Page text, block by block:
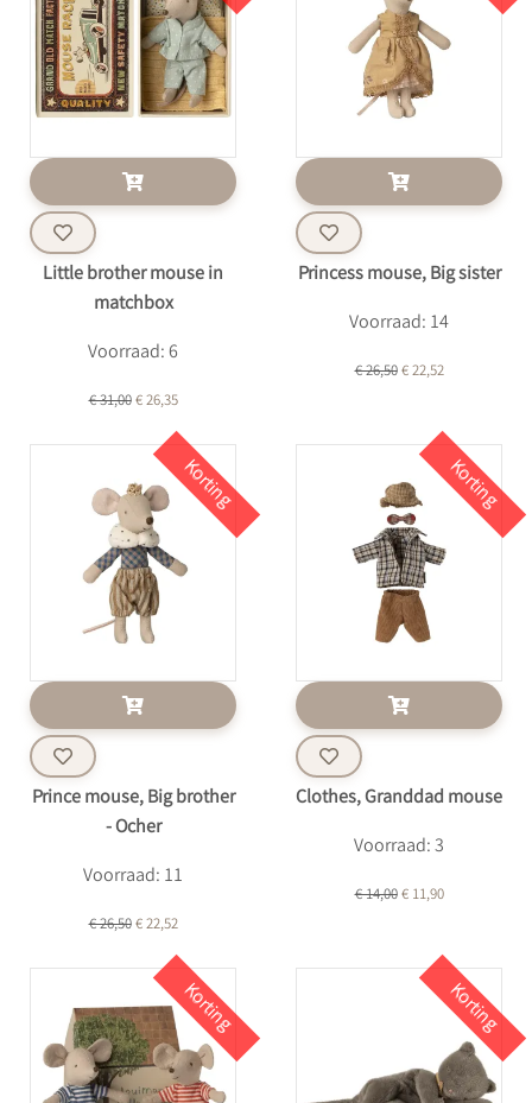
Little brother mouse in
matchbox
Voorraad: 6
€ 31,00€ 26,35
Princess mouse, Big sister
Voorraad: 14
€ 26,50€ 22,52
Korting
Prince mouse, Big brother
- Ocher
Voorraad: 11
€ 26,50€ 22,52
Korting
Clothes, Granddad mouse
Voorraad: 3
€ 14,00€ 11,90
Korting Korting